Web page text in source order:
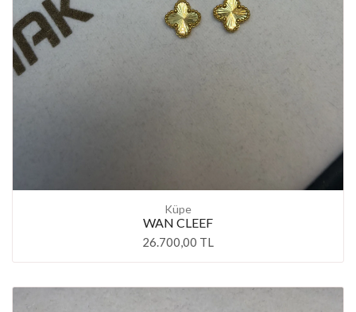
Küpe
WAN CLEEF
26.700,00 TL